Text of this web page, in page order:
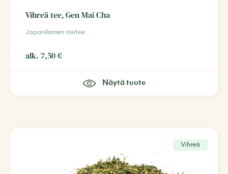
Vihreä tee, Gen Mai Cha
Japanilainen riisitee
alk. 7,50€
Näytä tuote
Vihreä